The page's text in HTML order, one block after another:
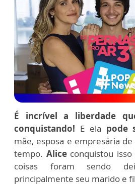
É incrível a liberdade
conquistando! E ela pode
mãe, esposa e empresária
tempo. Aliceconquistou isso
coisas foram sendo
principalmente seu marido e